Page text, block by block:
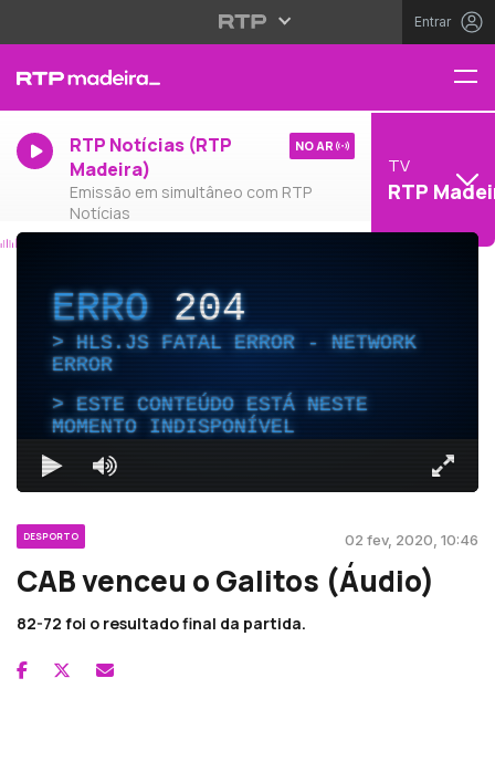
Entrar
RTP Notícias (RTP
Madeira)
Emissão em simultâneo com RTP
Notícias
NO AR
TV
RTP
ERRO204
HLS.JS FATAL ERROR - NETWORK
ERROR
ESTE CONTEÚDO ESTÁ NESTE
MOMENTO INDISPONÍVEL
DESPORTO 02 fev, 2020, 10:46
CAB venceu o Galitos (Áudio)
82-72 foi o resultado final da partida.